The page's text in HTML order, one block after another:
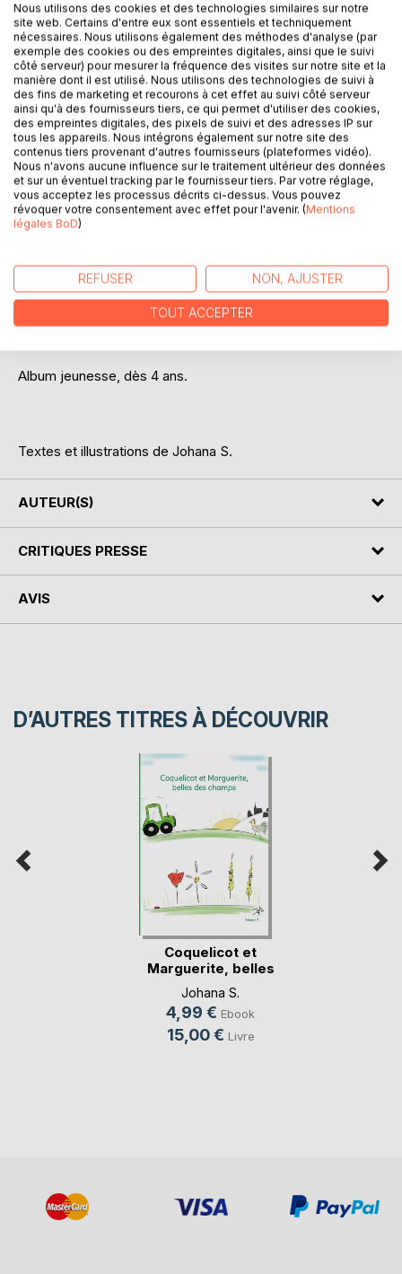
Ajouter à ma liste d'envies
Laisser un avis
DESCRIPTION
Coquelicot et Marguerite, belles des champs.
Ces demoiselles et leurs amis tiennent beaucoup à leur
milieu naturel.
Découvre les aventures de ces fleurs au travers de petites
Album jeunesse, dès 4 ans.
Textes et illustrations de Johana S.
AUTEUR(S)
CRITIQUES PRESSE
AVIS
D’AUTRES TITRES À DÉCOUVRIR
Coquelicot et
Marguerite, belles
d(...)
Johana S.
4,99 € Ebook
15,00 € Livre
Nous utilisons des cookies et des technologies similaires sur notre
site web. Certains d'entre eux sont essentiels et techniquement
nécessaires. Nous utilisons également des méthodes d'analyse (par
exemple des cookies ou des empreintes digitales, ainsi que le suivi
côté serveur) pour mesurer la fréquence des visites sur notre site et la
manière dont il est utilisé. Nous utilisons des technologies de suivi à
des fins de marketing et recourons à cet effet au suivi côté serveur
ainsi qu'à des fournisseurs tiers, ce qui permet d'utiliser des cookies,
des empreintes digitales, des pixels de suivi et des adresses IP sur
tous les appareils. Nous intégrons également sur notre site des
contenus tiers provenant d'autres fournisseurs (plateformes vidéo).
Nous n'avons aucune influence sur le traitement ultérieur des données
et sur un éventuel tracking par le fournisseur tiers. Par votre réglage,
vous acceptez les processus décrits ci-dessus. Vous pouvez
révoquer votre consentement avec effet pour l'avenir. (Mentions
légales BoD)
REFUSER NON, AJUSTER
TOUT ACCEPTER